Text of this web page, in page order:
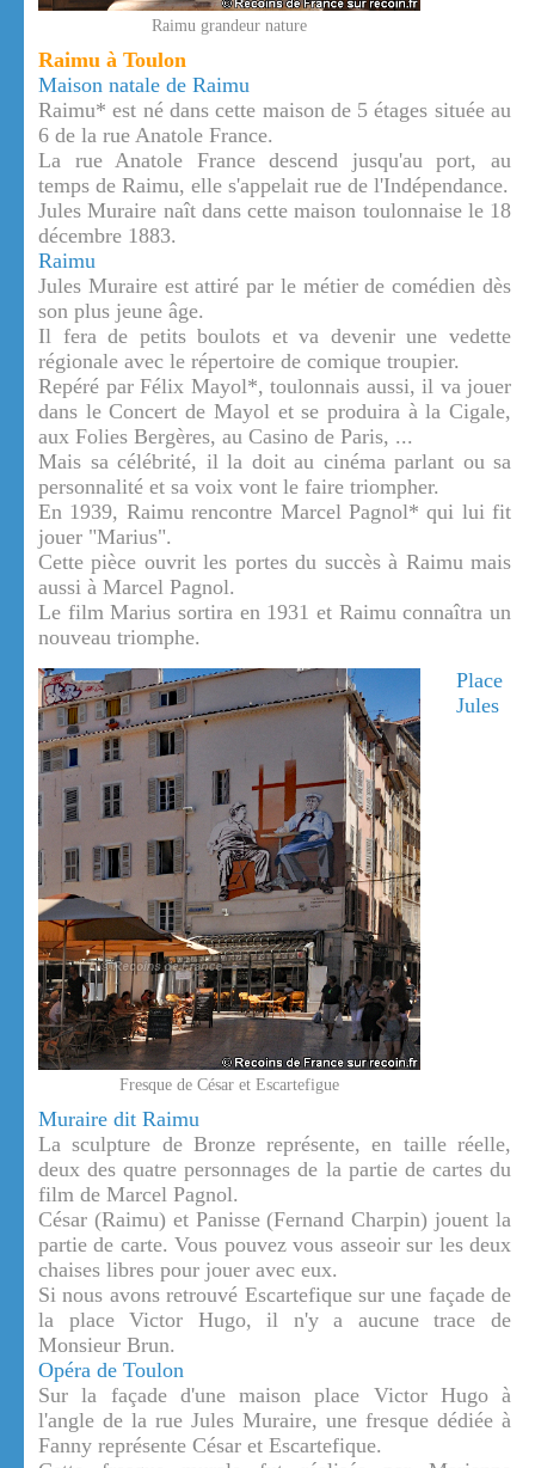
Raimu grandeur nature
Raimu à Toulon
Maison natale de Raimu
Raimu* est né dans cette maison de 5 étages située au
6 de la rue Anatole France.
La rue Anatole France descend jusqu'au port, au
temps de Raimu, elle s'appelait rue de l'Indépendance.
Jules Muraire naît dans cette maison toulonnaise le 18
décembre 1883.
Raimu
Jules Muraire est attiré par le métier de comédien dès
son plus jeune âge.
Il fera de petits boulots et va devenir une vedette
régionale avec le répertoire de comique troupier.
Repéré par Félix Mayol*, toulonnais aussi, il va jouer
dans le Concert de Mayol et se produira à la Cigale,
aux Folies Bergères, au Casino de Paris, ...
Mais sa célébrité, il la doit au cinéma parlant ou sa
personnalité et sa voix vont le faire triompher.
En 1939, Raimu rencontre Marcel Pagnol* qui lui fit
jouer "Marius".
Cette pièce ouvrit les portes du succès à Raimu mais
aussi à Marcel Pagnol.
Le film Marius sortira en 1931 et Raimu connaîtra un
nouveau triomphe.
Fresque de César et Escartefigue
Place
Jules
Muraire dit Raimu
La sculpture de Bronze représente, en taille réelle,
deux des quatre personnages de la partie de cartes du
film de Marcel Pagnol.
César (Raimu) et Panisse (Fernand Charpin) jouent la
partie de carte. Vous pouvez vous asseoir sur les deux
chaises libres pour jouer avec eux.
Si nous avons retrouvé Escartefique sur une façade de
la place Victor Hugo, il n'y a aucune trace de
Monsieur Brun.
Opéra de Toulon
Sur la façade d'une maison place Victor Hugo à
l'angle de la rue Jules Muraire, une fresque dédiée à
Fanny représente César et Escartefique.